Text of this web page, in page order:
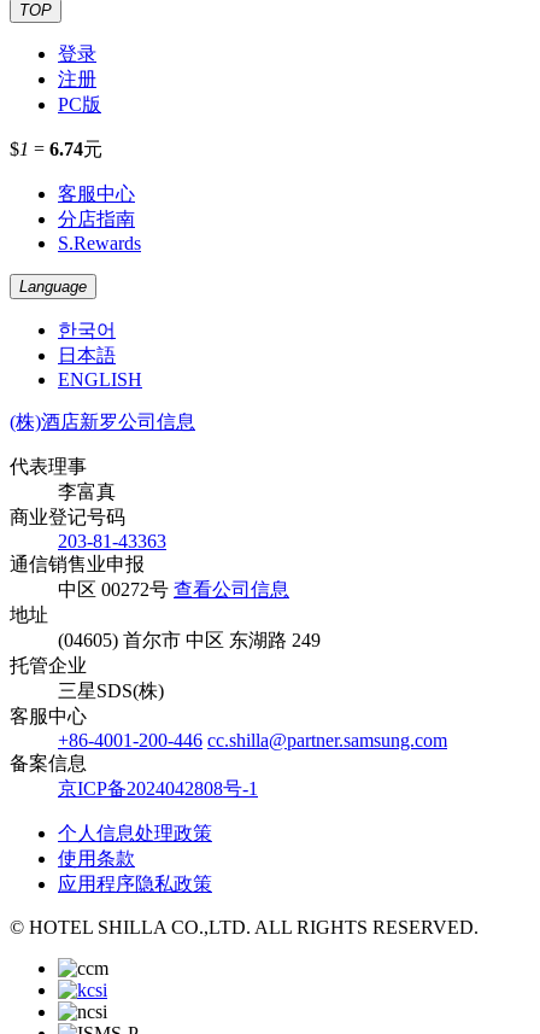
TOP
登录
注册
PC版
$1 = 6.74元
客服中心
分店指南
S.Rewards
Language
한국어
日本語
ENGLISH
(株)酒店新罗公司信息
代表理事
李富真
商业登记号码
203-81-43363
通信销售业申报
中区 00272号 查看公司信息
地址
(04605) 首尔市 中区 东湖路 249
托管企业
三星SDS(株)
客服中心
+86-4001-200-446 cc.shilla@partner.samsung.com
备案信息
京ICP备2024042808号-1
个人信息处理政策
使用条款
应用程序隐私政策
© HOTEL SHILLA CO.,LTD. ALL RIGHTS RESERVED.